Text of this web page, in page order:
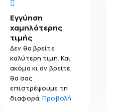
Εγγύηση
χαμηλότερης
τιμής
Δεν θα βρείτε
καλύτερη τιμή. Και
ακόμα κι αν βρείτε,
θα σας
επιστρέψουμε τη
διαφορά.Προβολή